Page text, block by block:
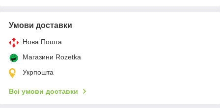
Умови доставки
Нова Пошта
Магазини Rozetka
Укрпошта
Всі умови доставки